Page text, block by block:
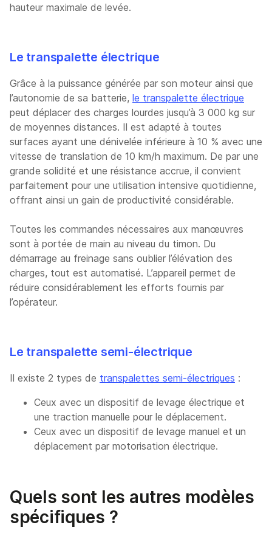
hauteur maximale de levée.
Le transpalette électrique
Grâce à la puissance générée par son moteur ainsi que
l’autonomie de sa batterie, le transpalette électrique
peut déplacer des charges lourdes jusqu’à 3 000 kg sur
de moyennes distances. Il est adapté à toutes
surfaces ayant une dénivelée inférieure à 10 % avec une
vitesse de translation de 10 km/h maximum. De par une
grande solidité et une résistance accrue, il convient
parfaitement pour une utilisation intensive quotidienne,
offrant ainsi un gain de productivité considérable.
Toutes les commandes nécessaires aux manœuvres
sont à portée de main au niveau du timon. Du
démarrage au freinage sans oublier l’élévation des
charges, tout est automatisé. L’appareil permet de
réduire considérablement les efforts fournis par
l’opérateur.
Le transpalette semi-électrique
Il existe 2 types de transpalettes semi-électriques :
Ceux avec un dispositif de levage électrique et
une traction manuelle pour le déplacement.
Ceux avec un dispositif de levage manuel et un
déplacement par motorisation électrique.
Quels sont les autres modèles
spécifiques ?